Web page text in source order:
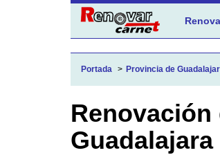
Portada Provincia de
Guadalajara